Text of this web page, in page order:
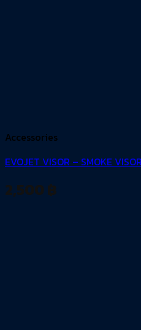
Accessories
EVOJET VISOR – SMOKE
2,500 ฿